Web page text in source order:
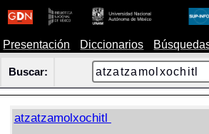
Presentación Diccionarios
Buscar:
atzatzamolxochitl